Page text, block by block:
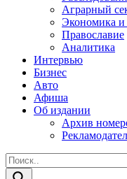
Аграрный
Экономика и
Православие
Аналитика
Интервью
Бизнес
Авто
Афиша
Об издании
Архив